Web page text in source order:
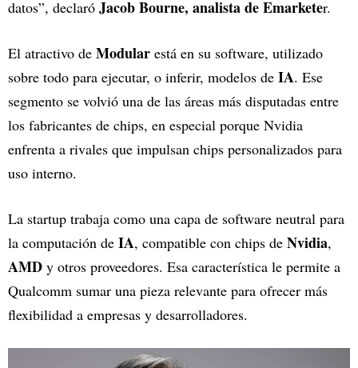
datos”, declaró Jacob Bourne, analista de Emarketer.
El atractivo de Modular está en su software, utilizado
sobre todo para ejecutar, o inferir, modelos de IA. Ese
segmento se volvió una de las áreas más disputadas entre
los fabricantes de chips, en especial porque Nvidia
enfrenta a rivales que impulsan chips personalizados para
uso interno.
La startup trabaja como una capa de software neutral para
la computación de IA, compatible con chips de Nvidia,
AMD y otros proveedores. Esa característica le permite a
Qualcomm sumar una pieza relevante para ofrecer más
flexibilidad a empresas y desarrolladores.